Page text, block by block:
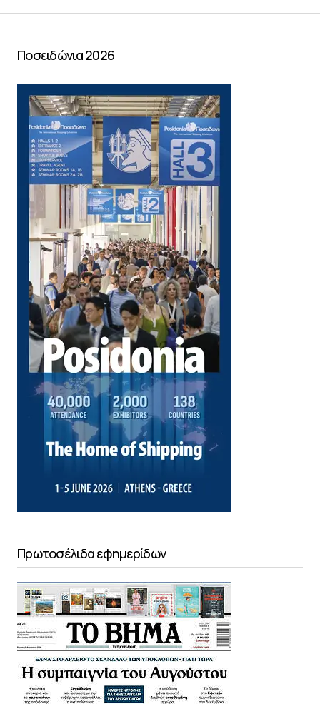
Ποσειδώνια 2026
Πρωτοσέλιδα εφημερίδων